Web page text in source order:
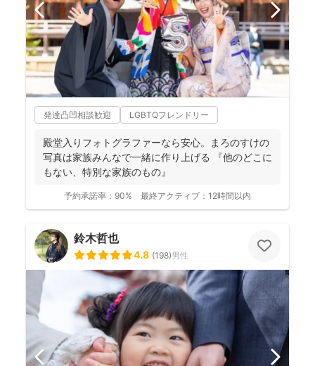
発達凸凹相談歓迎 LGBTQフレンドリー
殿堂入りフォトグラファーなら安心。まろのすけの
写真は家族みんなで一緒に作り上げる 『他のどこに
もない、特別な家族のもの』
予約承諾率： 90% 最終アクティブ： 12時間以内
鈴木哲也
4.8 (198)男性